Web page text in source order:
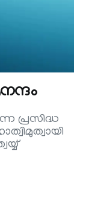
പ്രസിദ്ധ